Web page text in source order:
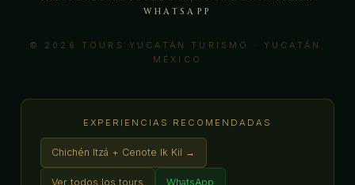
WHATSAPP
© 2026 TOURS YUCATÁN TURISMO · YUCATÁN,
MÉXICO
EXPERIENCIAS RECOMENDADAS
Chichén Itzá + Cenote Ik Kil →
Ver todos los tours WhatsApp